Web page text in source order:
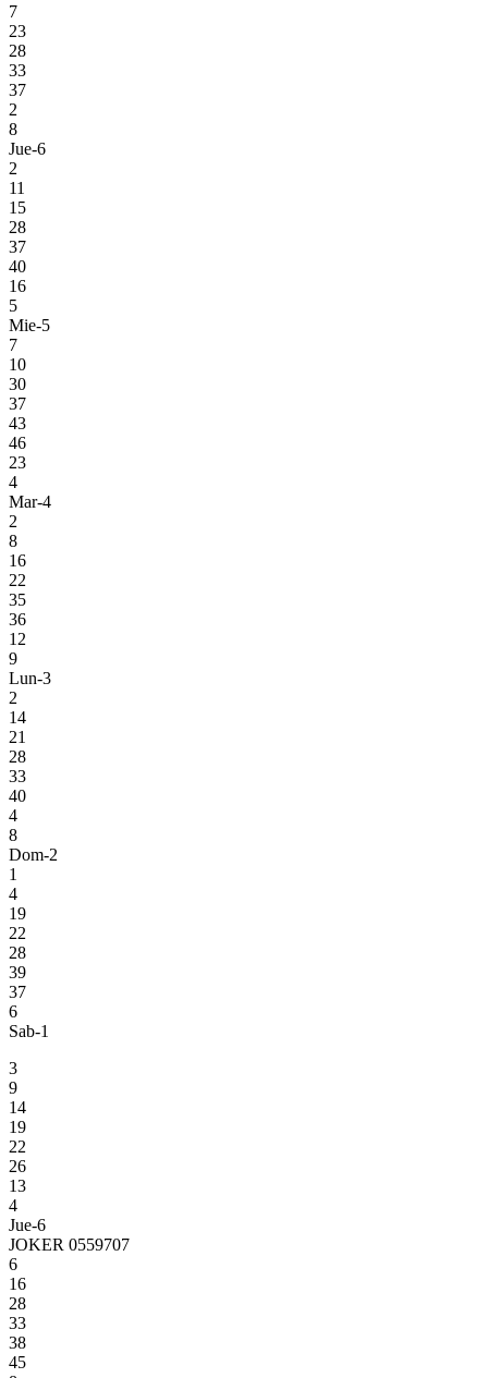
7
23
28
33
37
2
8
Jue-6
2
11
15
28
37
40
16
5
Mie-5
7
10
30
37
43
46
23
4
Mar-4
2
8
16
22
35
36
12
9
Lun-3
2
14
21
28
33
40
4
8
Dom-2
1
4
19
22
28
39
37
6
Sab-1
3
9
14
19
22
26
13
4
Jue-6
JOKER 0559707
6
16
28
33
38
45